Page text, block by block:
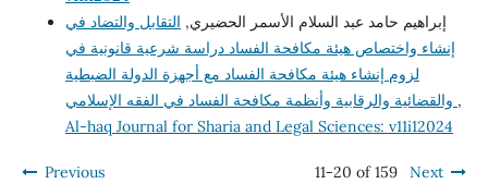
إبراهيم حامد عبد السلام الأسمر الحضيري, التقابل والتضاد في
إنشاء واختصاص هيئة مكافحة الفساد دراسة شرعية قانونية في
لزوم إنشاء هيئة مكافحة الفساد مع أجهزة الدولة الضبطية
,
Al-haq Journal for Sharia and Legal Sciences: v11i12024
Previous 11-20 of 159 Next